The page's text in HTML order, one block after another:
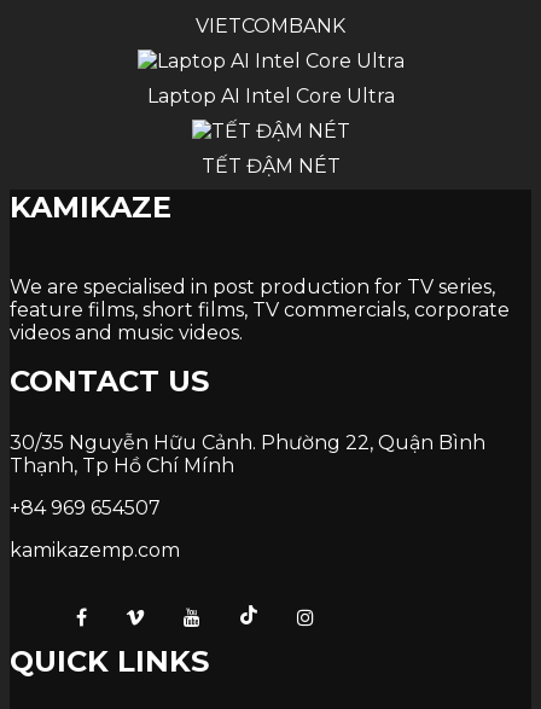
VIETCOMBANK
Laptop AI Intel Core Ultra
TẾT ĐẬM NÉT
KAMIKAZE
We are specialised in post production for TV series,
feature films, short films, TV commercials, corporate
videos and music videos.
CONTACT US
30/35 Nguyễn Hữu Cảnh. Phường 22, Quận Bình
Thạnh, Tp Hồ Chí Mính
+84 969 654507
kamikazemp.com
QUICK LINKS